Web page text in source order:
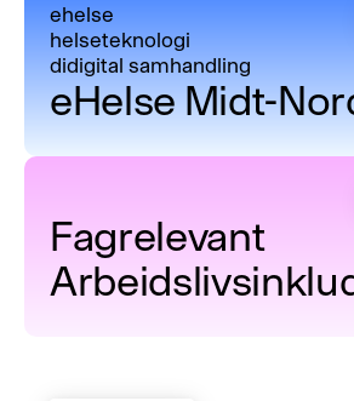
ehelse
helseteknologi
didigital samhandling
eHelse Midt-
Fagrelevant
Fagrelevant Arbeidslivsinkludering